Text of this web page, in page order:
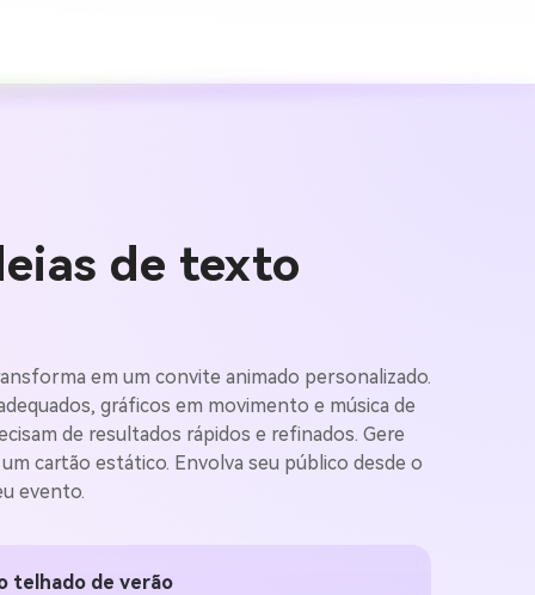
de texto
em um convite animado personalizado.
gráficos em movimento e música de
de resultados rápidos e refinados. Gere
cartão estático. Envolva seu público desde o
evento.
telhado de verão
com